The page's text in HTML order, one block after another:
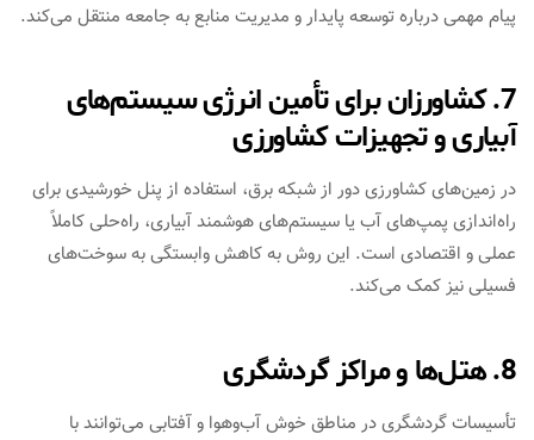
پیام مهمی درباره توسعه پایدار و مدیریت منابع به جامعه منتقل می‌کند.
7. کشاورزان برای تأمین انرژی سیستم‌های
آبیاری و تجهیزات کشاورزی
در زمین‌های کشاورزی دور از شبکه برق، استفاده از پنل خورشیدی برای
راه‌اندازی پمپ‌های آب یا سیستم‌های هوشمند آبیاری، راه‌حلی کاملاً
عملی و اقتصادی است. این روش به کاهش وابستگی به سوخت‌های
فسیلی نیز کمک می‌کند.
8. هتل‌ها و مراکز گردشگری
تأسیسات گردشگری در مناطق خوش آب‌وهوا و آفتابی می‌توانند با